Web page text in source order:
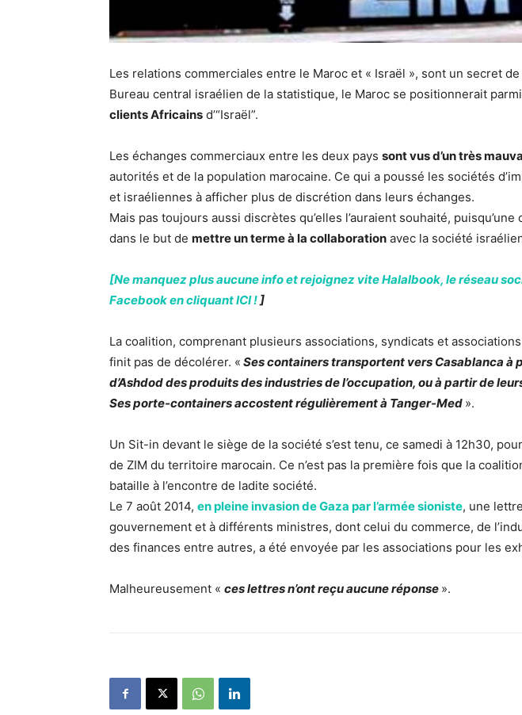
Les relations commerciales entre le Maroc et « Israël », sont un secret de
Bureau central israélien de la statistique, le Maroc se positionnerait
clients Africains d’“Israël”.
Les échanges commerciaux entre les deux pays sont vus d’un très
autorités et de la population marocaine. Ce qui a poussé les sociétés
et israéliennes à afficher plus de discrétion dans leurs échanges.
Mais pas toujours aussi discrètes qu’elles l’auraient souhaité,
dans le but de mettre un terme à la collaboration avec la société
[Ne manquez plus aucune info et rejoignez vite Halalbook, le réseau
Facebook en cliquant ICI !]
La coalition, comprenant plusieurs associations, syndicats et
finit pas de décolérer. « Ses containers transportent vers Casablanca à
d’Ashdod des produits des industries de l’occupation, ou à partir de
Ses porte-containers accostent régulièrement à Tanger-Med ».
Un Sit-in devant le siège de la société s’est tenu, ce samedi à 12h30,
de ZIM du territoire marocain. Ce n’est pas la première fois que la
bataille à l’encontre de ladite société.
Le 7 août 2014, en pleine invasion de Gaza par l’armée sioniste, une
gouvernement et à différents ministres, dont celui du commerce, de
des finances entre autres, a été envoyée par les associations pour les
Malheureusement « ces lettres n’ont reçu aucune réponse ».